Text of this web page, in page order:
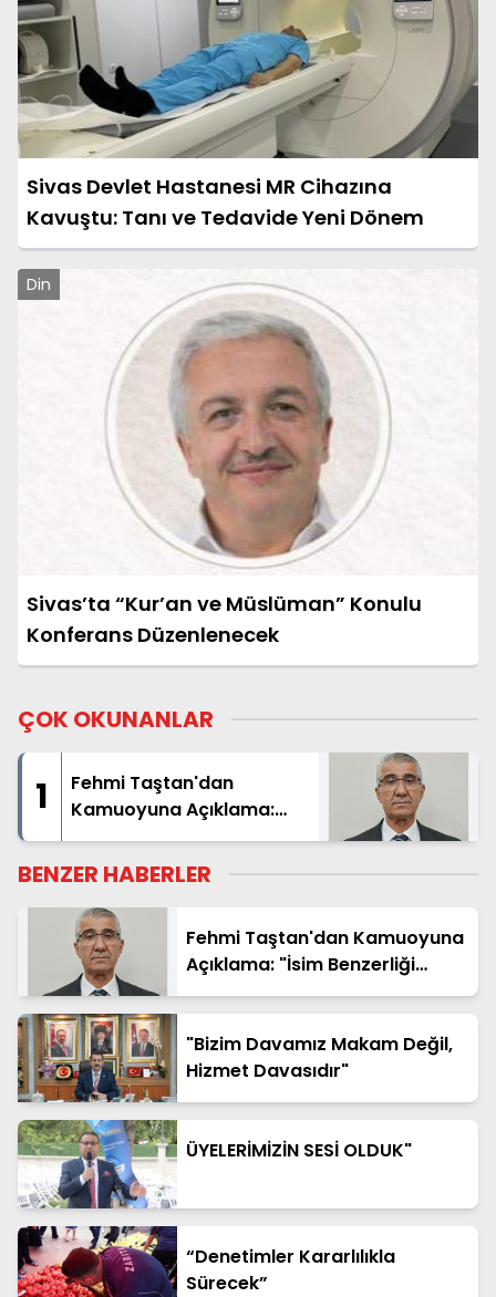
Sivas Devlet Hastanesi MR Cihazına
Kavuştu: Tanı ve Tedavide Yeni Dönem
Din
Sivas’ta “Kur’an ve Müslüman” Konulu
Konferans Düzenlenecek
ÇOK OKUNANLAR
1
Fehmi Taştan'dan
Kamuoyuna Açıklama:
"İsim Benzerliği Nedeniyle
Hatalı Haberde Yer Aldım"
BENZER HABERLER
Fehmi Taştan'dan Kamuoyuna
Açıklama: "İsim Benzerliği
Nedeniyle Hatalı Haberde Yer
"Bizim Davamız Makam Değil,
Hizmet Davasıdır"
ÜYELERİMİZİN SESİ OLDUK"
“Denetimler Kararlılıkla
Sürecek”